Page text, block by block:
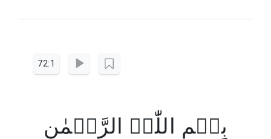
72:1
بِسۡمِ اللّٰہِ الرَّحۡمٰنِ